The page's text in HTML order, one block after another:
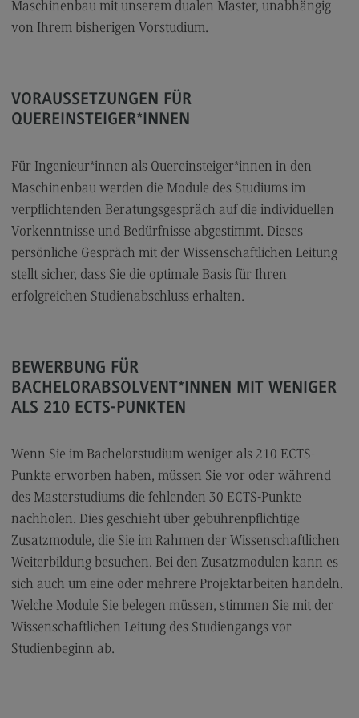
Modulangebot
Digital Business Management
Modulangebot
Berufsperspektiven
Kontakt
Digitalisierung in der Sozialen Arbeit
Digitalisierung in der Sozialen Arbeit
Modulangebot
Kontakt
Elektrotechnik und Informationstechnik
Profil-O-Mat Elektrotechnik und
Informationstechnik
(External link)
Rahmenbedingungen
Modulangebot
Berufsperspektiven
Kontakt
Entrepreneurship
Entrepreneurship
Maschinenbau mit unserem dualen Master, unabhängig
von Ihrem bisherigen Vorstudium.
VORAUSSETZUNGEN FÜR
QUEREINSTEIGER*INNEN
Für Ingenieur*innen als Quereinsteiger*innen in den
Maschinenbau werden die Module des Studiums im
verpflichtenden Beratungsgespräch auf die individuellen
Vorkenntnisse und Bedürfnisse abgestimmt. Dieses
persönliche Gespräch mit der Wissenschaftlichen Leitung
stellt sicher, dass Sie die optimale Basis für Ihren
erfolgreichen Studienabschluss erhalten.
BEWERBUNG FÜR
BACHELORABSOLVENT*INNEN MIT WENIGER
ALS 210 ECTS-PUNKTEN
Wenn Sie im Bachelorstudium weniger als 210 ECTS-
Punkte erworben haben, müssen Sie vor oder während
des Masterstudiums die fehlenden 30 ECTS-Punkte
nachholen. Dies geschieht über gebührenpflichtige
Zusatzmodule, die Sie im Rahmen der Wissenschaftlichen
Weiterbildung besuchen. Bei den Zusatzmodulen kann es
sich auch um eine oder mehrere Projektarbeiten handeln.
Welche Module Sie belegen müssen, stimmen Sie mit der
Wissenschaftlichen Leitung des Studiengangs vor
Studienbeginn ab.